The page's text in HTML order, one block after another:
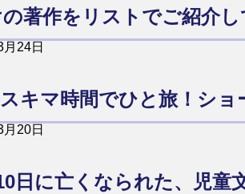
著作をリストでご紹介し
24日
スキマ時間でひと旅！ショ
20日
日に亡くなられた、児童